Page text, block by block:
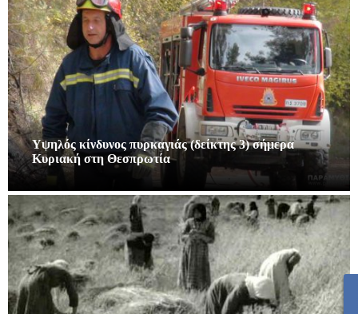
Υψηλός κίνδυνος πυρκαγιάς (δείκτης 3) σήμερα
Κυριακή στη Θεσπρωτία